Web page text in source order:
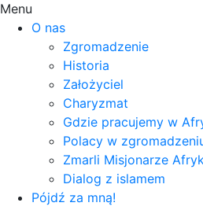
Menu
O nas
Zgromadzenie
Historia
Założyciel
Charyzmat
Gdzie pracujemy w
Polacy w
Zmarli Misjonarze
Dialog z islamem
Pójdź za mną!